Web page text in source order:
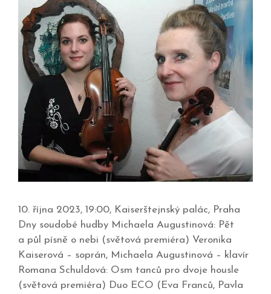
10. října 2023, 19:00, Kaiserštejnský palác, Praha
Dny soudobé hudby Michaela Augustinová: Pět
a půl písně o nebi (světová premiéra) Veronika
Kaiserová – soprán, Michaela Augustinová – klavír
Romana Schuldová: Osm tanců pro dvoje housle
(světová premiéra) Duo ECO (Eva Franců, Pavla